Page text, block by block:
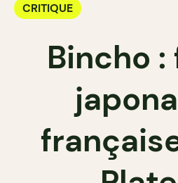
CRITIQUE
Bincho